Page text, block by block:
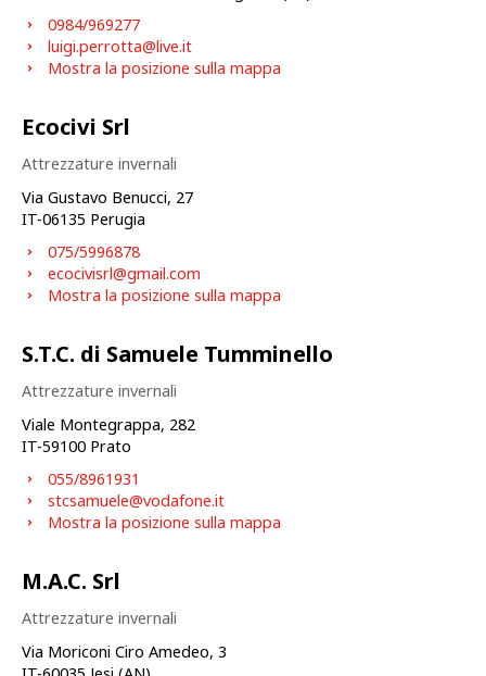
0984/969277
luigi.perrotta@live.it
Mostra la posizione sulla mappa
Ecocivi Srl
Attrezzature invernali
Via Gustavo Benucci, 27
IT-06135 Perugia
075/5996878
ecocivisrl@gmail.com
Mostra la posizione sulla mappa
S.T.C. di Samuele Tumminello
Attrezzature invernali
Viale Montegrappa, 282
IT-59100 Prato
055/8961931
stcsamuele@vodafone.it
Mostra la posizione sulla mappa
M.A.C. Srl
Attrezzature invernali
Via Moriconi Ciro Amedeo, 3